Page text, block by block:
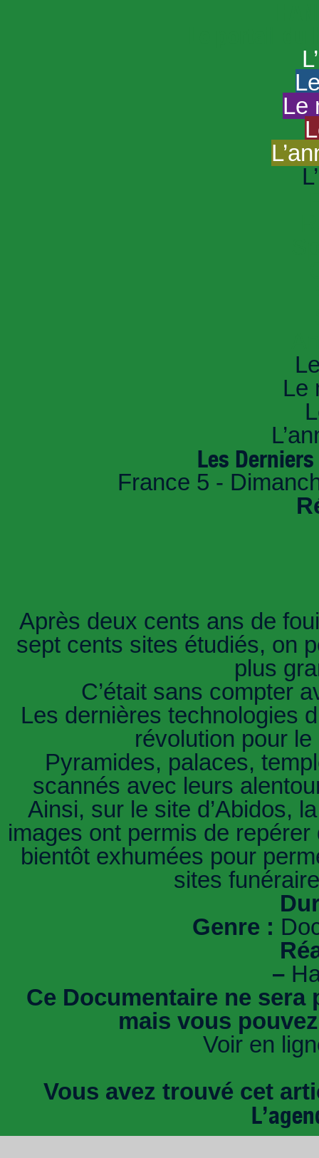
Le
Le
Les
France 5 -
Après deux cents ans de
sept cents sites étudiés, on
plus
C’était sans compter
Les dernières technologies
révolution pour le
Pyramides, palaces,
scannés avec leurs
Ainsi, sur le site d’Abidos,
images ont permis de
bientôt exhumées pour
sites
Genre :
–
Ce Documentaire ne
mais vous
Voir en
Vous avez trouvé cet